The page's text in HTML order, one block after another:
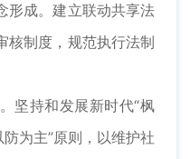
形成。建立联动共享法
核制度，规范执行法制
持和发展新时代“枫
为主”原则，以维护社